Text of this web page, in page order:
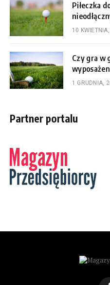
Piłeczka
10
Czy gra w
1 GRUDNIA,
Partner portalu